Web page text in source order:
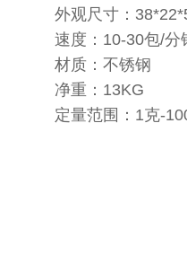
外观尺寸：
速度：10-30包/分
材质：不锈钢
净重：13KG
定量范围：1克-